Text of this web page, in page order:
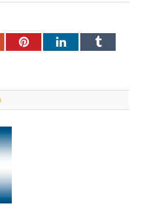
PinterestLinkedInTumblr